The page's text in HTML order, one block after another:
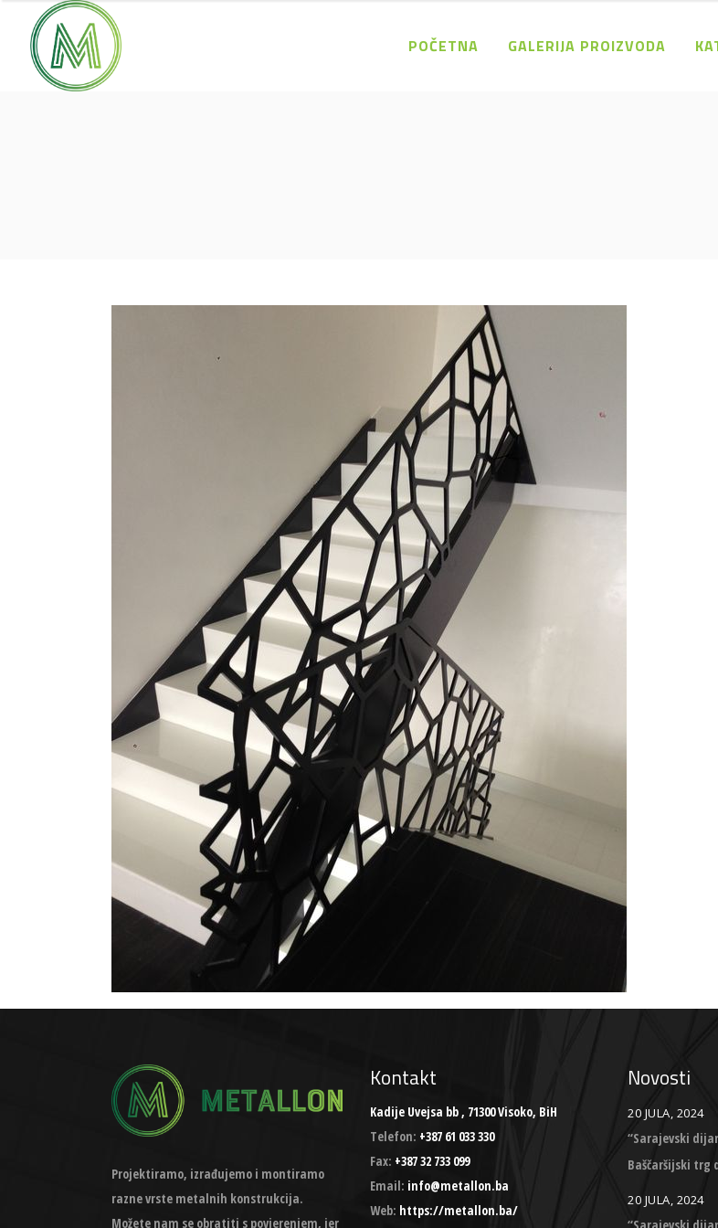
POČETNA GALERIJA PROIZVODA
Projektiramo, izrađujemo i montiramo
razne vrste metalnih konstrukcija.
Možete nam se obratiti s povjerenjem, jer
Kontakt
Kadije Uvejsa bb , 71300 Visoko, BiH
Telefon: +387 61 033 330
Fax: +387 32 733 099
Email: info@metallon.ba
Web: https://metallon.ba/
Novosti
20 JULA, 2024
“Sarajevski
Baščaršijski trg
20 JULA, 2024